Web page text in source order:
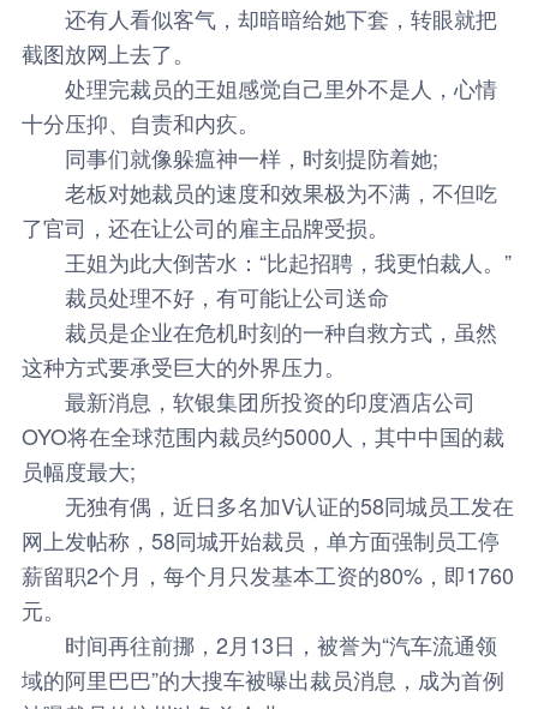
还有人看似客气，却暗暗给她下套，转眼就把
截图放网上去了。
处理完裁员的王姐感觉自己里外不是人，心情
十分压抑、自责和内疚。
同事们就像躲瘟神一样，时刻提防着她;
老板对她裁员的速度和效果极为不满，不但吃
了官司，还在让公司的雇主品牌受损。
王姐为此大倒苦水：“比起招聘，我更怕裁人。”
裁员处理不好，有可能让公司送命
裁员是企业在危机时刻的一种自救方式，虽然
这种方式要承受巨大的外界压力。
最新消息，软银集团所投资的印度酒店公司
OYO将在全球范围内裁员约5000人，其中中国的裁
员幅度最大;
无独有偶，近日多名加V认证的58同城员工发在
网上发帖称，58同城开始裁员，单方面强制员工停
薪留职2个月，每个月只发基本工资的80%，即1760
元。
时间再往前挪，2月13日，被誉为“汽车流通领
域的阿里巴巴”的大搜车被曝出裁员消息，成为首例